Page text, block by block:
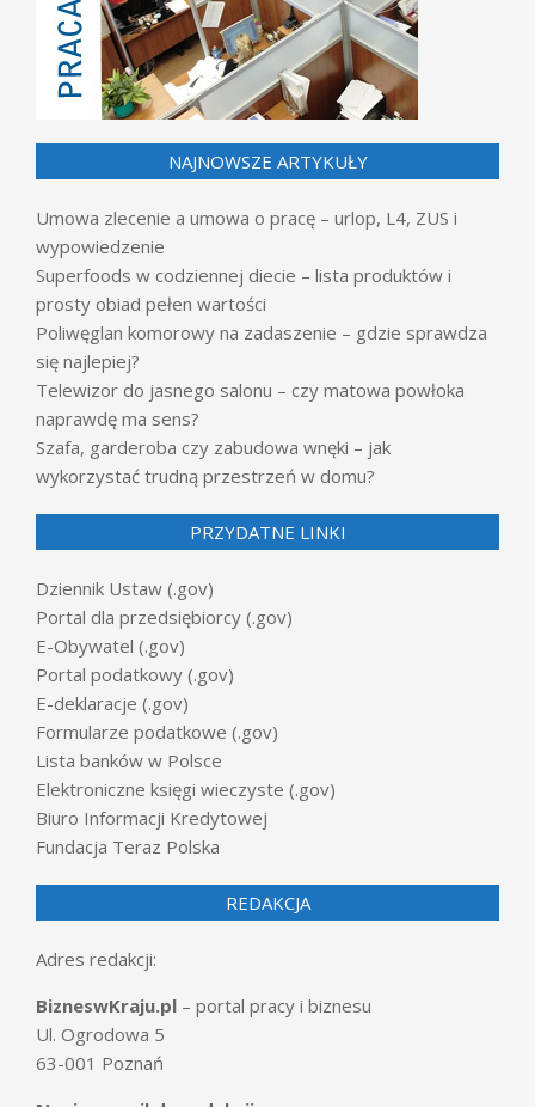
NAJNOWSZE ARTYKUŁY
Umowa zlecenie a umowa o pracę – urlop, L4, ZUS i
wypowiedzenie
Superfoods w codziennej diecie – lista produktów i
prosty obiad pełen wartości
Poliwęglan komorowy na zadaszenie – gdzie sprawdza
się najlepiej?
Telewizor do jasnego salonu – czy matowa powłoka
naprawdę ma sens?
Szafa, garderoba czy zabudowa wnęki – jak
wykorzystać trudną przestrzeń w domu?
PRZYDATNE LINKI
Dziennik Ustaw (.gov)
Portal dla przedsiębiorcy (.gov)
E-Obywatel (.gov)
Portal podatkowy (.gov)
E-deklaracje (.gov)
Formularze podatkowe (.gov)
Lista banków w Polsce
Elektroniczne księgi wieczyste (.gov)
Biuro Informacji Kredytowej
Fundacja Teraz Polska
REDAKCJA
Adres redakcji:
BizneswKraju.pl – portal pracy i biznesu
Ul. Ogrodowa 5
63-001 Poznań